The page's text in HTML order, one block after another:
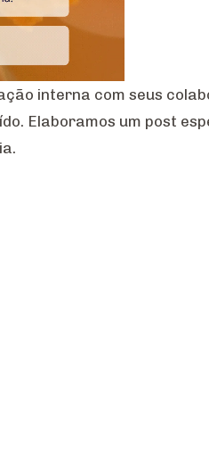
interna com seus
Elaboramos um post